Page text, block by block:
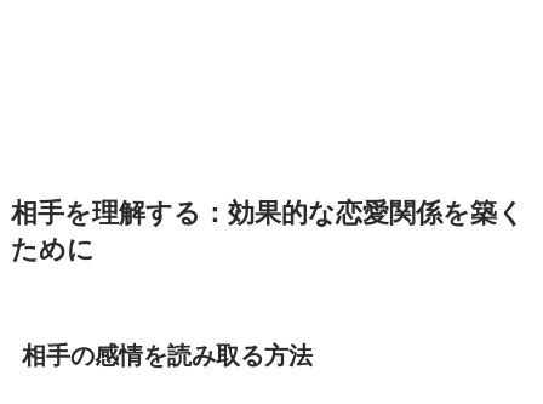
相手を理解する：効果的な恋愛関係を築く
ために
相手の感情を読み取る方法